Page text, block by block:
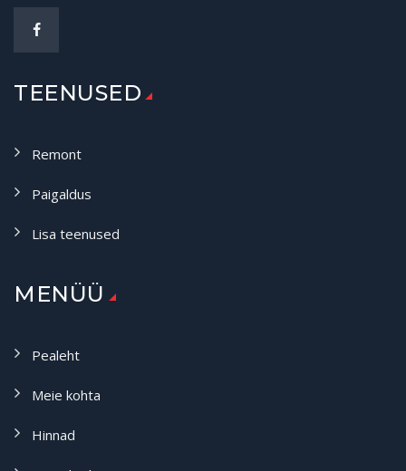
TEENUSED
Remont
Paigaldus
Lisa teenused
MENÜÜ
Pealeht
Meie kohta
Hinnad